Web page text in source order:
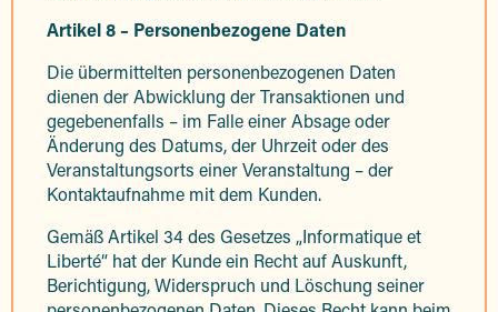
Artikel 8 – Personenbezogene Daten
Die übermittelten personenbezogenen Daten
dienen der Abwicklung der Transaktionen und
gegebenenfalls – im Falle einer Absage oder
Änderung des Datums, der Uhrzeit oder des
Veranstaltungsorts einer Veranstaltung – der
Kontaktaufnahme mit dem Kunden.
Gemäß Artikel 34 des Gesetzes „Informatique et
Liberté“ hat der Kunde ein Recht auf Auskunft,
Berichtigung, Widerspruch und Löschung seiner